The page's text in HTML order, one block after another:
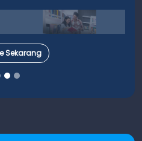
Sekarang